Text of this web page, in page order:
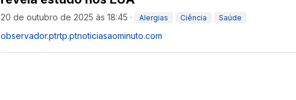
20 de outubro de 2025 às 18:45 · Alergias Ciência Saúde
observador.ptrtp.ptnoticiasaominuto.com